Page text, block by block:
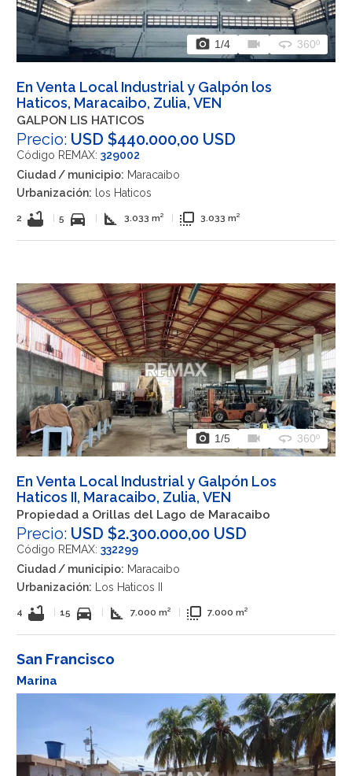
photo_camera 1/4 videocam 360 360º
En Venta Local Industrial y Galpón los
Haticos, Maracaibo, Zulia, VEN
GALPON LIS HATICOS
Precio: USD $440.000,00 USD
Código REMAX: 329002
Ciudad / municipio: Maracaibo
Urbanización: los Haticos
2 bathtub 5 directions_car square_foot 3.033 m² flip_to_front 3.033 m²
photo_camera 1/5 videocam 360 360º
En Venta Local Industrial y Galpón Los
Haticos II, Maracaibo, Zulia, VEN
Propiedad a Orillas del Lago de Maracaibo
Precio: USD $2.300.000,00 USD
Código REMAX: 332299
Ciudad / municipio: Maracaibo
Urbanización: Los Haticos II
4 bathtub 15 directions_car square_foot 7.000 m² flip_to_front 7.000 m²
San Francisco
Marina